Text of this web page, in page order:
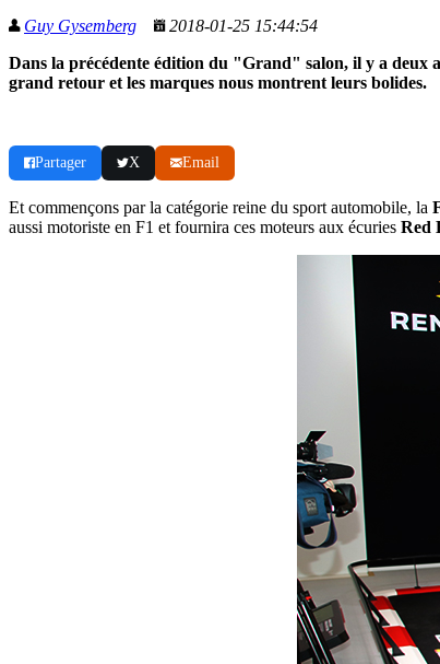
Guy Gysemberg
2018-01-25 15:44:54
Dans la précédente édition du "Grand" salon, il y a deux
grand retour et les marques nous montrent leurs bolides.
Partager X Email
Et commençons par la catégorie reine du sport automobile, la
aussi motoriste en F1 et fournira ces moteurs aux écuries Red